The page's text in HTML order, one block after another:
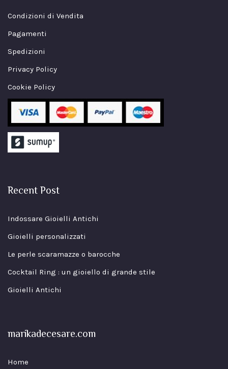
Condizioni di Vendita
Pagamenti
Spedizioni
Privacy Policy
Cookie Policy
Recent Post
Indossare Gioielli Antichi
Gioielli personalizzati
Le perle scaramazze o barocche
Cocktail Ring : un gioiello di grande stile
Gioielli Antichi
marikadecesare.com
Home